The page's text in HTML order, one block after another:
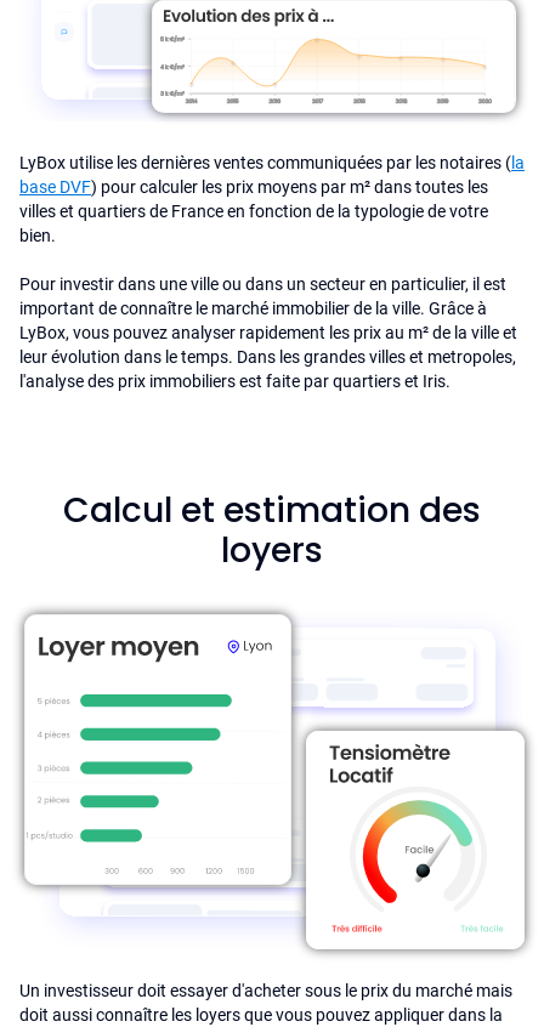
LyBox utilise les dernières ventes communiquées par les notaires (la
base DVF) pour calculer les prix moyens par m² dans toutes les
villes et quartiers de France en fonction de la typologie de votre
bien.
Pour investir dans une ville ou dans un secteur en particulier, il est
important de connaître le marché immobilier de la ville. Grâce à
LyBox, vous pouvez analyser rapidement les prix au m² de la ville et
leur évolution dans le temps. Dans les grandes villes et metropoles,
l'analyse des prix immobiliers est faite par quartiers et Iris.
Calcul et estimation des
loyers
Un investisseur doit essayer d'acheter sous le prix du marché mais
doit aussi connaître les loyers que vous pouvez appliquer dans la